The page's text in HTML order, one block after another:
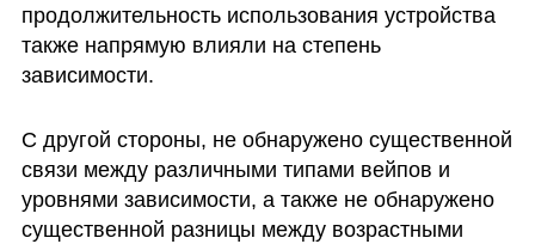
продолжительность использования устройства
также напрямую влияли на степень
зависимости.
С другой стороны, не обнаружено существенной
связи между различными типами вейпов и
уровнями зависимости, а также не обнаружено
существенной разницы между возрастными